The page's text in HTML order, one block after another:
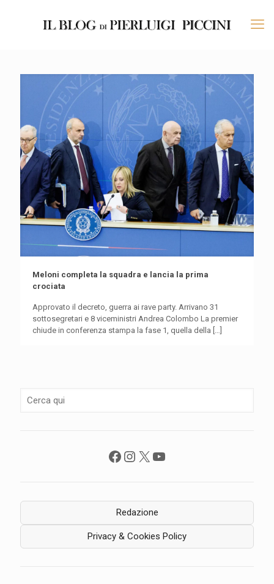
Meloni completa la squadra e lancia la prima
crociata
Approvato il decreto, guerra ai rave party. Arrivano 31
sottosegretari e 8 viceministri Andrea Colombo La premier
chiude in conferenza stampa la fase 1, quella della […]
Facebook
Instagram
X YouTube
Redazione
Privacy & Cookies Policy